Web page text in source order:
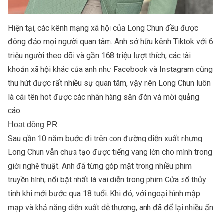
Hiện tại, các kênh mạng xã hội của Long Chun đều được
đông đảo mọi người quan tâm. Anh sở hữu kênh Tiktok với 6
triệu người theo dõi và gần 168 triệu lượt thích, các tài
khoản xã hội khác của anh như Facebook và Instagram cũng
thu hút được rất nhiều sự quan tâm, vậy nên Long Chun luôn
là cái tên hot được các nhãn hàng săn đón và mời quảng
cáo.
Hoạt động PR
Sau gần 10 năm bước đi trên con đường diễn xuất nhưng
Long Chun vẫn chưa tạo được tiếng vang lớn cho mình trong
giới nghệ thuật. Anh đã từng góp mặt trong nhiều phim
truyền hình, nổi bật nhất là vai diễn trong phim Cửa sổ thủy
tinh khi mới bước qua 18 tuổi. Khi đó, với ngoại hình mập
mạp và khả năng diễn xuất dễ thương, anh đã để lại nhiều ấn